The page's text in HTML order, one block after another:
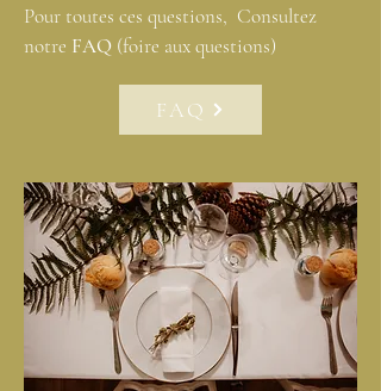
Pour toutes ces questions, Consultez
notre FAQ (foire aux questions)
FAQ